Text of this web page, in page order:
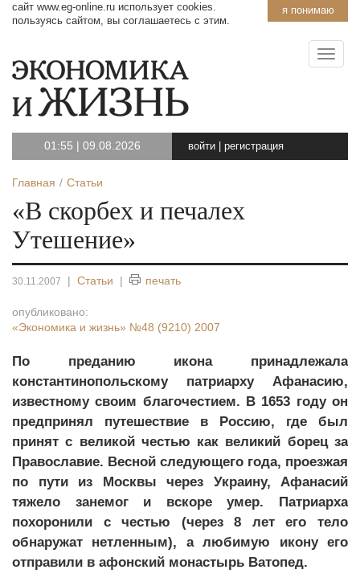
я понимаю
сайт www.eg-online.ru использует cookies.
пользуясь сайтом, вы соглашаетесь с этим.
01:55 | 09.08.2026 войти регистрация
Главная Статьи
«В скорбех и печалех
Утешение»
30.11.2007 | Статьи | печать
опубликовано:
«Экономика и жизнь» №48 (9210) 2007
По преданию икона принадлежала
константинопольскому патриарху Афанасию,
известному своим благочестием. В 1653 году он
предпринял путешествие в Россию, где был
принят с великой честью как великий борец за
Православие. Весной следующего года, проезжая
по пути из Москвы через Украину, Афанасий
тяжело занемог и вскоре умер. Патриарха
похоронили с честью (через 8 лет его тело
обнаружат нетленным), а любимую икону его
отправили в афонский монастырь Ватопед.